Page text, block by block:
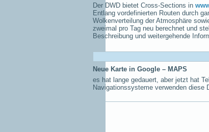
Der DWD bietet Cross-Sections in
Entlang vordefinierten Routen durch
Wolkenverteilung der Atmosphäre
zweimal pro Tag neu berechnet und
Beschreibung und weitergehende
Neue Karte in Google – MAPS
es hat lange gedauert, aber jetzt hat
Navigationssysteme verwenden diese